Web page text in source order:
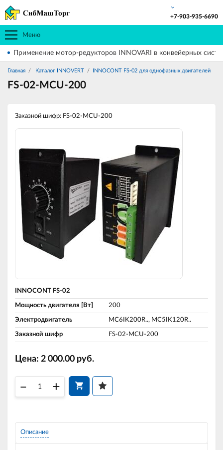
Меню
+7-903-935-6690
Применение мотор-редукторов INNOVARI в конвейерных
Главная Каталог INNOVERT INNOCONT FS-02 для однофазных двигателей
FS-02-MCU-200
Заказной шифр: FS-02-MCU-200
INNOCONT FS-02
Мощность двигателя [Вт] 200
Электродвигатель MC6IK200R.., MC5IK120R..
Заказной шифр FS-02-MCU-200
Цена: 2 000.00 руб.
– +
Описание